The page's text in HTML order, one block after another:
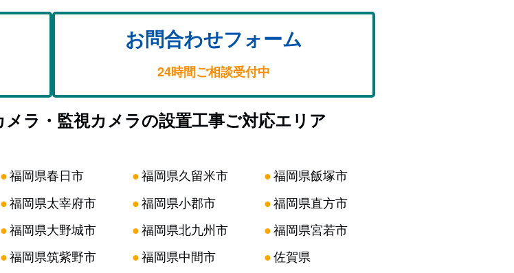
お問合わせフォーム
24時間ご相談受付中
ラ・監視カメラの設置工事ご対応エリア
●福岡県春日市
●福岡県太宰府市
●福岡県大野城市
●福岡県筑紫野市
●福岡県久留米市
●福岡県小郡市
●福岡県北九州市
●福岡県中間市
●福岡県飯塚市
●福岡県直方市
●福岡県宮若市
●佐賀県